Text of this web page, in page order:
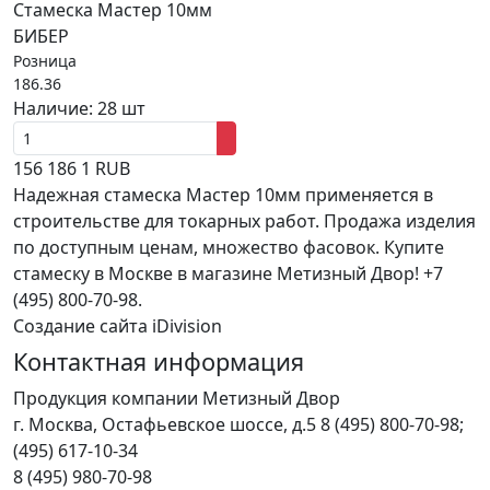
Стамеска Мастер 10мм
БИБЕР
Розница
186.36
Наличие: 28 шт
156 186 1 RUB
Надежная стамеска Мастер 10мм применяется в
строительстве для токарных работ. Продажа изделия
по доступным ценам, множество фасовок. Купите
стамеску в Москве в магазине Метизный Двор! +7
(495) 800-70-98.
Создание сайта iDivision
Контактная информация
Продукция компании Метизный Двор
г. Москва, Остафьевское шоссе, д.58 (495) 800-70-98;
(495) 617-10-34
8 (495) 980-70-98